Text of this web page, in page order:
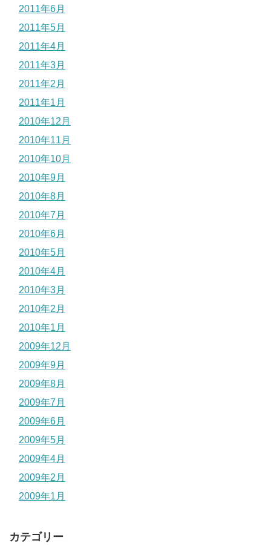
2011年6月
2011年5月
2011年4月
2011年3月
2011年2月
2011年1月
2010年12月
2010年11月
2010年10月
2010年9月
2010年8月
2010年7月
2010年6月
2010年5月
2010年4月
2010年3月
2010年2月
2010年1月
2009年12月
2009年9月
2009年8月
2009年7月
2009年6月
2009年5月
2009年4月
2009年2月
2009年1月
カテゴリー